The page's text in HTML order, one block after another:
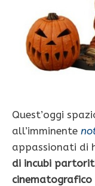
Quest’oggi
all’imminente
appassionati di
di incubi
cinematografico